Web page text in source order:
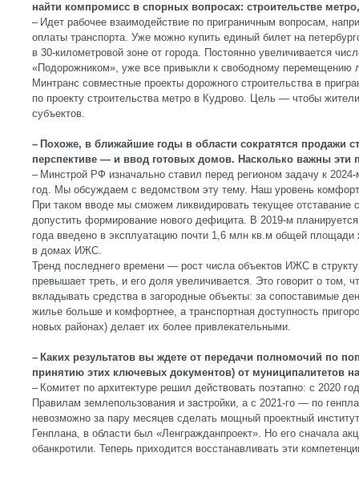
найти компромисс в спорных вопросах: строительстве
– Идет рабочее взаимодействие по приграничным вопросам,
оплаты транспорта. Уже можно купить единый билет на
в 30-километровой зоне от города. Постоянно увеличивается
«Подорожником», уже все привыкли к свободному перемещению
Минтранс совместные проекты дорожного строительства в
по проекту строительства метро в Кудрово. Цель — чтобы
субъектов.
– Похоже, в ближайшие годы в области сократятся продажи
перспективе — и ввод готовых домов. Насколько важны эти
– Минстрой РФ изначально ставил перед регионом задачу к
год. Мы обсуждаем с ведомством эту тему. Наш уровень
При таком вводе мы сможем ликвидировать текущее отставание
допустить формирование нового дефицита. В 2019-м
года введено в эксплуатацию почти 1,6 млн кв.м общей
в домах ИЖС.
Тренд последнего времени — рост числа объектов ИЖС в
превышает треть, и его доля увеличивается. Это говорит о том,
вкладывать средства в загородные объекты: за сопоставимые
жилье больше и комфортнее, а транспортная доступность
новых районах) делает их более привлекательными.
– Каких результатов вы ждете от передачи полномочий по
принятию этих ключевых документов) от муниципалитетов
– Комитет по архитектуре решил действовать поэтапно: с 2020
Правилам землепользования и застройки, а с 2021-го — по
невозможно за пару месяцев сделать мощный проектный
Генплана, в области был «Ленгражданпроект». Но его сначала
обанкротили. Теперь приходится восстанавливать эти